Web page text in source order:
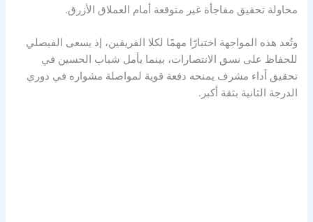
محاولة تحقيق مفاجأة غير متوقعة أمام العملاق الأزرق.
وتُعد هذه المواجهة اختبارًا مهمًا لكلا الفريقين، إذ يسعى الفيصلي
للحفاظ على نسق الانتصارات، بينما يأمل شباب الحسين في
تحقيق أداء مشرف يمنحه دفعة قوية لمواصلة مشواره في دوري
الدرجة الثانية بثقة أكبر.